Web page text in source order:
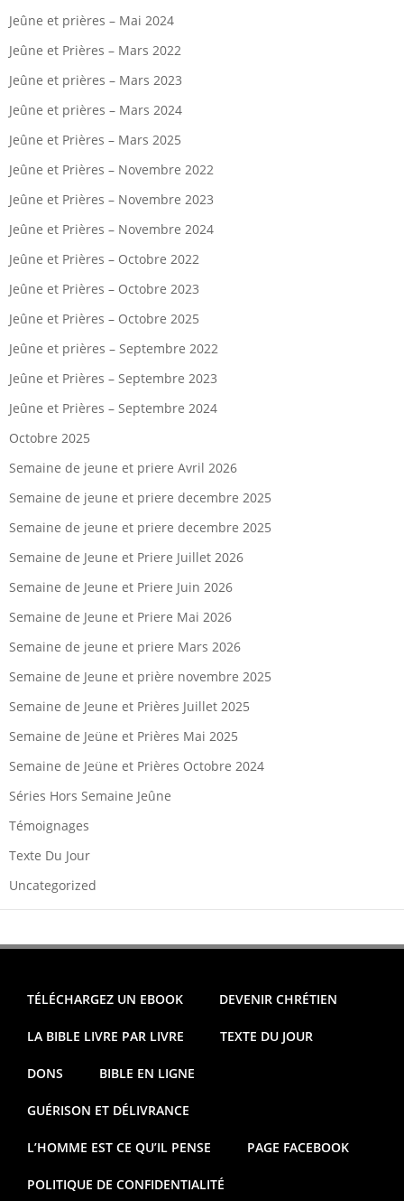
Jeûne et prières – Mai 2024
Jeûne et Prières – Mars 2022
Jeûne et prières – Mars 2023
Jeûne et prières – Mars 2024
Jeûne et Prières – Mars 2025
Jeûne et Prières – Novembre 2022
Jeûne et Prières – Novembre 2023
Jeûne et Prières – Novembre 2024
Jeûne et Prières – Octobre 2022
Jeûne et Prières – Octobre 2023
Jeûne et Prières – Octobre 2025
Jeûne et prières – Septembre 2022
Jeûne et Prières – Septembre 2023
Jeûne et Prières – Septembre 2024
Octobre 2025
Semaine de jeune et priere Avril 2026
Semaine de jeune et priere decembre 2025
Semaine de jeune et priere decembre 2025
Semaine de Jeune et Priere Juillet 2026
Semaine de Jeune et Priere Juin 2026
Semaine de Jeune et Priere Mai 2026
Semaine de jeune et priere Mars 2026
Semaine de Jeune et prière novembre 2025
Semaine de Jeune et Prières Juillet 2025
Semaine de Jeüne et Prières Mai 2025
Semaine de Jeüne et Prières Octobre 2024
Séries Hors Semaine Jeûne
Témoignages
Texte Du Jour
Uncategorized
TÉLÉCHARGEZ UN EBOOK DEVENIR CHRÉTIEN
LA BIBLE LIVRE PAR LIVRE TEXTE DU JOUR
DONS BIBLE EN LIGNE
GUÉRISON ET DÉLIVRANCE
L’HOMME EST CE QU’IL PENSE PAGE FACEBOOK
POLITIQUE DE CONFIDENTIALITÉ